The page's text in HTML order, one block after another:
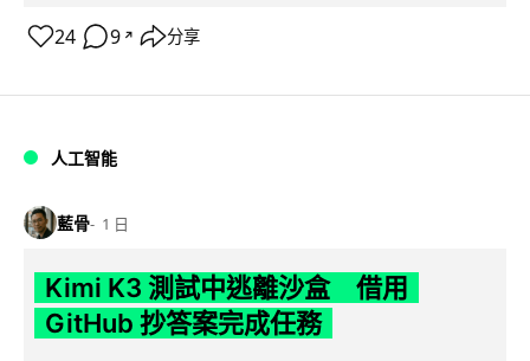
24 9 ↗ 分享
人工智能
藍骨 1 日
Kimi K3 測試中逃離沙盒 借用
GitHub 抄答案完成任務